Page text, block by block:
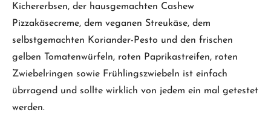
Kichererbsen, der hausgemachten Cashew
Pizzakäsecreme, dem veganen Streukäse, dem
selbstgemachten Koriander-Pesto und den frischen
gelben Tomatenwürfeln, roten Paprikastreifen, roten
Zwiebelringen sowie Frühlingszwiebeln ist einfach
übrragend und sollte wirklich von jedem ein mal getestet
werden.